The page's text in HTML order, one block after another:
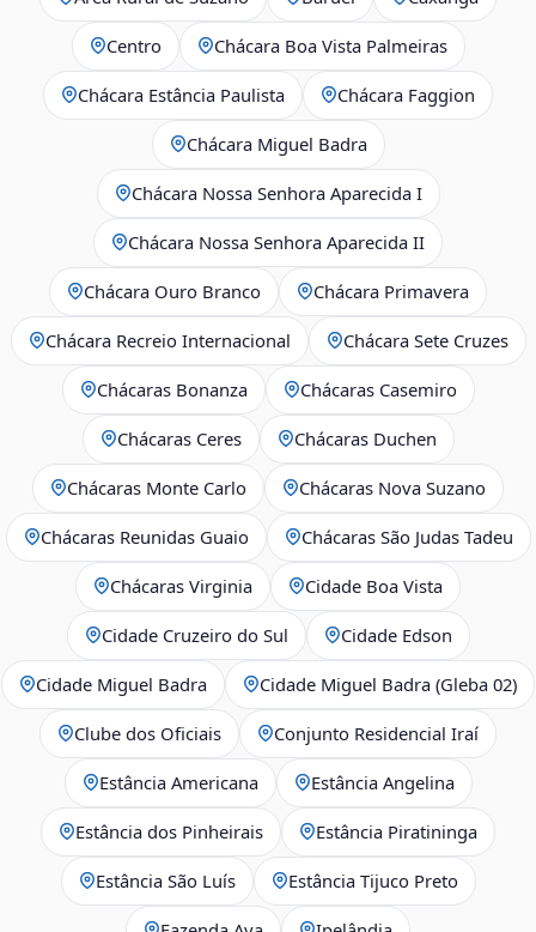
Centro Chácara Boa Vista Palmeiras
Chácara Estância Paulista Chácara Faggion
Chácara Miguel Badra
Chácara Nossa Senhora Aparecida I
Chácara Nossa Senhora Aparecida II
Chácara Ouro Branco Chácara Primavera
Chácara Recreio Internacional Chácara Sete Cruzes
Chácaras Bonanza Chácaras Casemiro
Chácaras Ceres Chácaras Duchen
Chácaras Monte Carlo Chácaras Nova Suzano
Chácaras Reunidas Guaio Chácaras São Judas Tadeu
Chácaras Virginia Cidade Boa Vista
Cidade Cruzeiro do Sul Cidade Edson
Cidade Miguel Badra Cidade Miguel Badra (Gleba 02)
Clube dos Oficiais Conjunto Residencial Iraí
Estância Americana Estância Angelina
Estância dos Pinheirais Estância Piratininga
Estância São Luís Estância Tijuco Preto